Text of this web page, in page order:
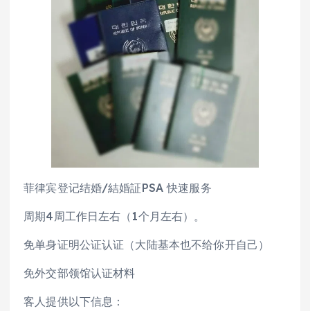
菲律宾登记结婚/結婚証PSA 快速服务
周期4周工作日左右（1个月左右）。
免单身证明公证认证（大陆基本也不给你开自己）
免外交部领馆认证材料
客人提供以下信息：